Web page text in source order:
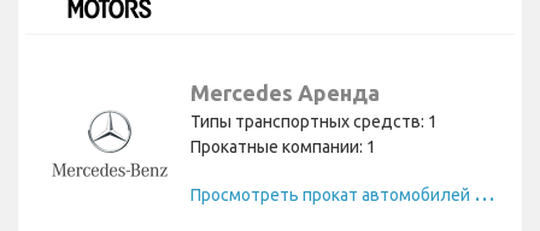
Mercedes Аренда
Типы транспортных средств: 1
Прокатные компании: 1
П
росмотреть прокат автомобилей Mercedes